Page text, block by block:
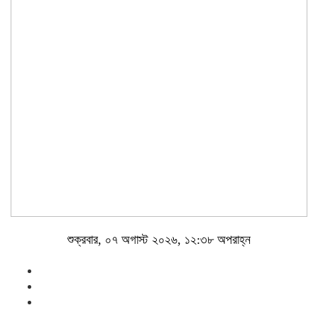
শুক্রবার, ০৭ অগাস্ট ২০২৬, ১২:৩৮ অপরাহ্ন